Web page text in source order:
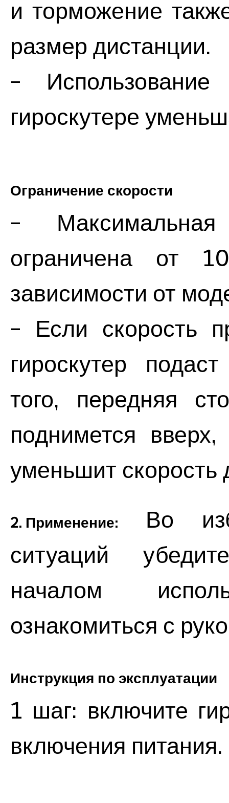
и торможение
размер дистанции.
-
гироскутере
Ограничение скорости
- Максимальная
ограничена
зависимости от
- Если скорость
гироскутер
того, передняя
поднимется
уменьшит
2. Применение:
Во
ситуаций
началом
ознакомиться с
Инструкция по эксплуатации
1 шаг: включите
включения питания.